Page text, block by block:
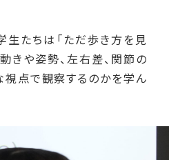
生たちは「ただ歩き方を見
きや姿勢、左右差、関節の
視点で観察するのかを学ん